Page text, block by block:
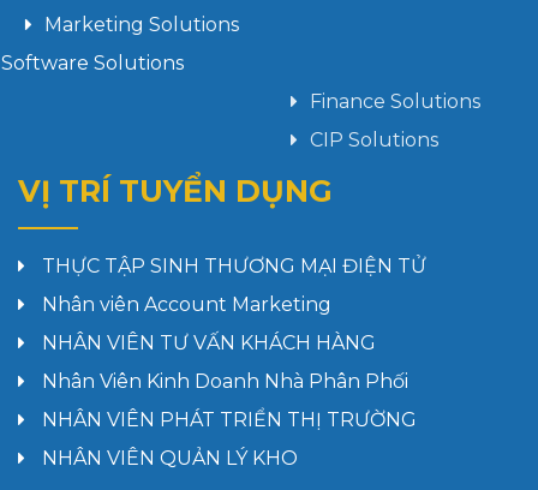
Marketing Solutions
Software Solutions
VỊ TRÍ TUYỂN DỤNG
THỰC TẬP SINH THƯƠNG MẠI ĐIỆN TỬ
Nhân viên Account Marketing
NHÂN VIÊN TƯ VẤN KHÁCH HÀNG
Nhân Viên Kinh Doanh Nhà Phân Phối
NHÂN VIÊN PHÁT TRIỂN THỊ TRƯỜNG
NHÂN VIÊN QUẢN LÝ KHO